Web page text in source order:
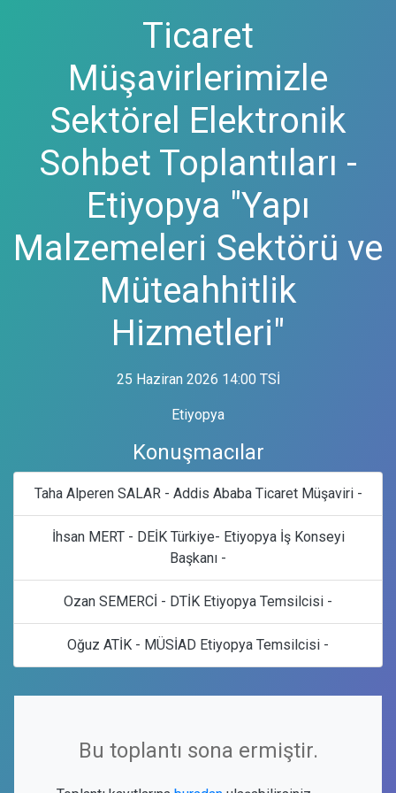
Ticaret
Müşavirlerimizle
Sektörel Elektronik
Sohbet Toplantıları -
Etiyopya "Yapı
Malzemeleri Sektörü ve
Müteahhitlik
Hizmetleri"
25 Haziran 2026 14:00 TSİ
Etiyopya
Konuşmacılar
Taha Alperen SALAR - Addis Ababa Ticaret Müşaviri -
İhsan MERT - DEİK Türkiye- Etiyopya İş Konseyi
Başkanı -
Ozan SEMERCİ - DTİK Etiyopya Temsilcisi -
Oğuz ATİK - MÜSİAD Etiyopya Temsilcisi -
Bu toplantı sona ermiştir.